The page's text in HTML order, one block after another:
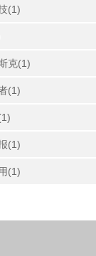
(1)
克(1)
(1)
(1)
(1)